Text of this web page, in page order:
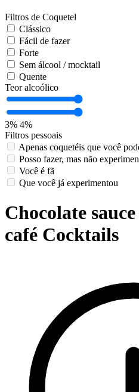
Filtros de Coquetel
Clássico
Fácil de fazer
Forte
Sem álcool / mocktail
Quente
Teor alcoólico
3% 4%
Filtros pessoais
Apenas coquetéis que você
Posso fazer, mas não
Você é fã
Que você já experimentou
Chocolate
café Cocktails